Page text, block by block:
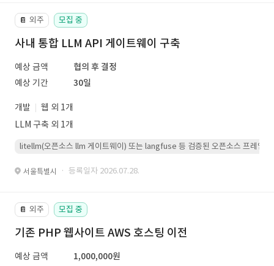
📔 외주 모집 중
사내 통합 LLM API 게이트웨이 구축
예상 금액
협의 후 결정
예상 기간
30일
개발
웹 외 1개
LLM 구축 외 1개
litellm(오픈소스 llm 게이트웨이) 또는 langfuse 등 검증된 오픈소스 프레임워
서울특별시 · 등록일자 2026.07.28.
📔 외주 모집 중
기존 PHP 웹사이트 AWS 호스팅 이전
예상 금액
1,000,000원